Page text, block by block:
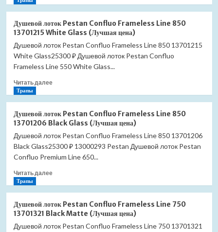
Полотенцедержатель
Slezak
RAV
Colorado
COA0704
с
(Лучшая
Душевой лоток Pestan Confluo Frameless Line 850
13701215 White Glass (Лучшая цена)
Душевой лоток Pestan Confluo Frameless Line 850 13701215
White Glass25300 ₽ Душевой лоток Pestan Confluo
Frameless Line 550 White Glass...
Читать далееПрочитать
лоток
Pestan
Confluo
Frameless
Line
13701215
Glass
(Лучшая
цена)
Трапы
Душевой лоток Pestan Confluo Frameless Line 850
13701206 Black Glass (Лучшая цена)
Душевой лоток Pestan Confluo Frameless Line 850 13701206
Black Glass25300 ₽ 13000293 Pestan Душевой лоток Pestan
Confluo Premium Line 650...
Читать далееПрочитать
лоток
Pestan
Confluo
Трапы
Душевой лоток Pestan Confluo Frameless Line 750
13701321 Black Matte (Лучшая цена)
Душевой лоток Pestan Confluo Frameless Line 750 13701321